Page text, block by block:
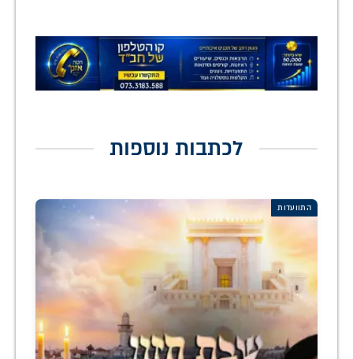
לכתבות נוספות
התוועדות